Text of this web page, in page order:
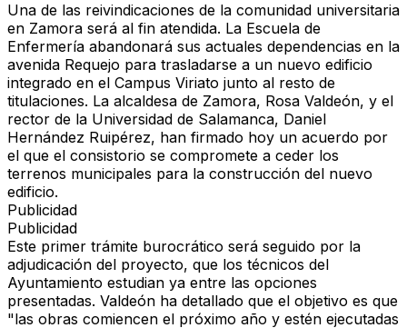
Una de las reivindicaciones de la comunidad universitaria
en Zamora será al fin atendida. La Escuela de
Enfermería abandonará sus actuales dependencias en la
avenida Requejo para trasladarse a un nuevo edificio
integrado en el Campus Viriato junto al resto de
titulaciones. La alcaldesa de Zamora, Rosa Valdeón, y el
rector de la Universidad de Salamanca, Daniel
Hernández Ruipérez, han firmado hoy un acuerdo por
el que el consistorio se compromete a ceder los
terrenos municipales para la construcción del nuevo
edificio.
Publicidad
Publicidad
Este primer trámite burocrático será seguido por la
adjudicación del proyecto, que los técnicos del
Ayuntamiento estudian ya entre las opciones
presentadas. Valdeón ha detallado que el objetivo es que
"las obras comiencen el próximo año y estén ejecutadas